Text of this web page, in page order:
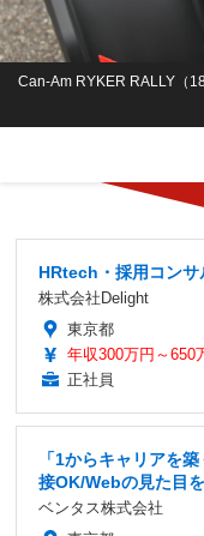
Can-Am RYKER RALLY（
HRtech・採用コン
株式会社Delight
東京都
年収300万円～650
正社員
「1からキャリアを
接OK/Webの見た目
ベンタス株式会社